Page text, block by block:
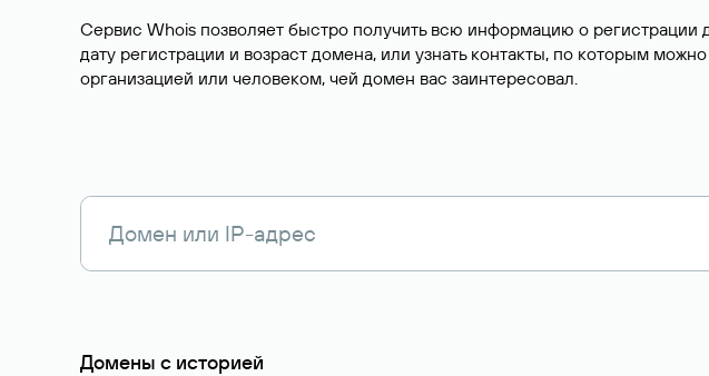
Сервис Whois позволяет быстро получить всю информацию о регистрации
дату регистрации и возраст домена, или узнать контакты, по которым можно
организацией или человеком, чей домен вас заинтересовал.
Домены с историей